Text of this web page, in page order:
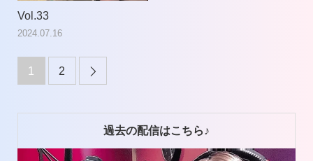
Vol.33
2024.07.16
1 2 
過去の配信はこちら♪